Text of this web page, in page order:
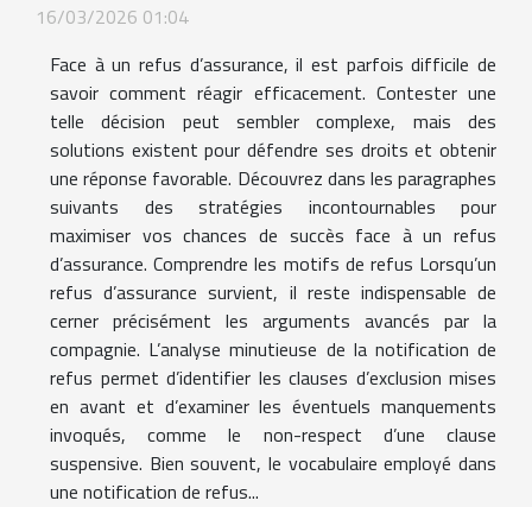
16/03/2026 01:04
Face à un refus d’assurance, il est parfois difficile de
savoir comment réagir efficacement. Contester une
telle décision peut sembler complexe, mais des
solutions existent pour défendre ses droits et obtenir
une réponse favorable. Découvrez dans les paragraphes
suivants des stratégies incontournables pour
maximiser vos chances de succès face à un refus
d’assurance. Comprendre les motifs de refus Lorsqu’un
refus d’assurance survient, il reste indispensable de
cerner précisément les arguments avancés par la
compagnie. L’analyse minutieuse de la notification de
refus permet d’identifier les clauses d’exclusion mises
en avant et d’examiner les éventuels manquements
invoqués, comme le non-respect d’une clause
suspensive. Bien souvent, le vocabulaire employé dans
une notification de refus...